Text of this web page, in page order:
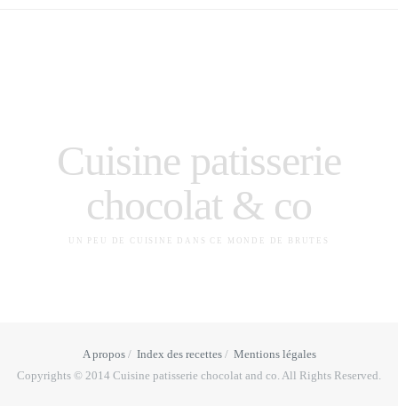
Cuisine patisserie
chocolat & co
UN PEU DE CUISINE DANS CE MONDE DE BRUTES
A propos Index des recettes
Mentions légales
Copyrights © 2014 Cuisine patisserie chocolat and co. All Rights Reserved.